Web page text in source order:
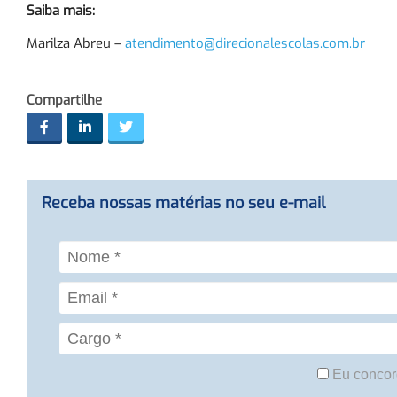
Saiba mais:
Marilza Abreu – atendimento@direcionalescolas.com.br
Compartilhe
Receba nossas matérias no seu e-mail
Eu